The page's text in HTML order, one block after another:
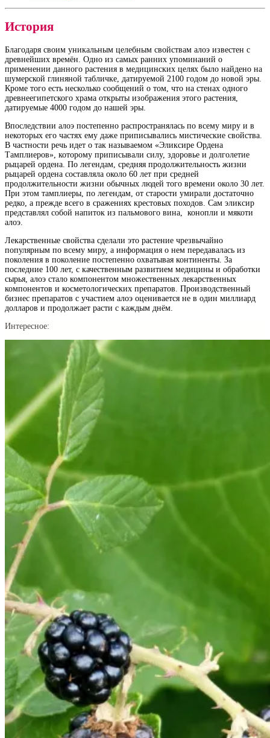
История
Благодаря своим уникальным целебным свойствам алоэ известен с
древнейших времён. Одно из самых ранних упоминаний о
применении данного растения в медицинских целях было найдено на
шумерской глиняной табличке, датируемой 2100 годом до новой эры.
Кроме того есть несколько сообщений о том, что на стенах одного
древнеегипетского храма открыты изображения этого растения,
датируемые 4000 годом до нашей эры.
Впоследствии алоэ постепенно распространялась по всему миру и в
некоторых его частях ему даже приписывались мистические свойства.
В частности речь идет о так называемом «Эликсире Ордена
Тамплиеров», которому приписывали силу, здоровье и долголетие
рыцарей ордена. По легендам, средняя продолжительность жизни
рыцарей ордена составляла около 60 лет при средней
продолжительности жизни обычных людей того времени около 30 лет.
При этом тамплиеры, по легендам, от старости умирали достаточно
редко, а прежде всего в сражениях крестовых походов. Сам эликсир
представлял собой напиток из пальмового вина, конопли и мякоти
алоэ.
Лекарственные свойства сделали это растение чрезвычайно
популярным по всему миру, а информация о нем передавалась из
поколения в поколение постепенно охватывая континенты. За
последние 100 лет, с качественным развитием медицины и обработки
сырья, алоэ стало компонентом множественных лекарственных
компонентов и косметологических препаратов. Производственный
бизнес препаратов с участием алоэ оценивается не в один миллиард
долларов и продолжает расти с каждым днём.
Интересное: